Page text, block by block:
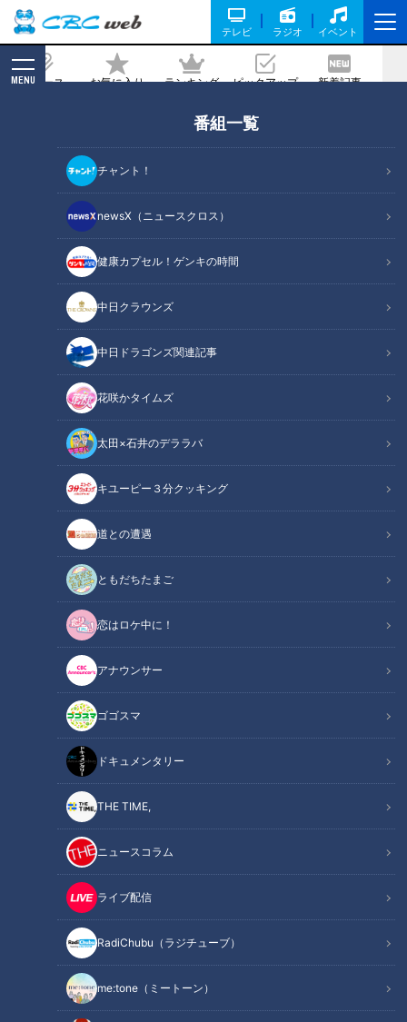
テレビ ラジオ イベント
ニュース お気に入り ランキング ピックアップ 新着記事
MENU
番組一覧
チャント！
newsX（ニュースクロス）
健康カプセル！ゲンキの時間
中日クラウンズ
中日ドラゴンズ関連記事
花咲かタイムズ
太田×石井のデララバ
キユーピー３分クッキング
道との遭遇
ともだちたまご
恋はロケ中に！
アナウンサー
ゴゴスマ
ドキュメンタリー
THE TIME,
ニュースコラム
ライブ配信
RadiChubu（ラジチューブ）
me:tone（ミートーン）
戦！日本一4回の天才格闘技少年とスパ
ーリング！
2022/10/19 10:54
THE TIME,
THE TIME,
TBS系朝の情報番組『THE TIME,』の中継コーナーに、CBC
テレビの若狭敬一アナウンサーが登場。愛知県から天才格闘技
少年を紹介しました。
若狭アナが訪れたのは、豊橋市のジム「フォレストプラス下
地店」。総合格闘技で活躍している朝倉未来・海兄弟も通って
いた名門です。ジムの一角にはムエタイやキックボクシングの
プロになった出身アスリートのトロフィーなどが飾ってありま